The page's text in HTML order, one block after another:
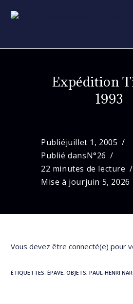
Expédition
1993
Publiéjuillet 1, 2005
Publié dansN°26
22 minutes de lecture
Mise à jourjuin 5, 2026
Vous devez être connecté(e) pour
ÉTIQUETTES:ÉPAVE, OBJETS, PAUL-HENRI